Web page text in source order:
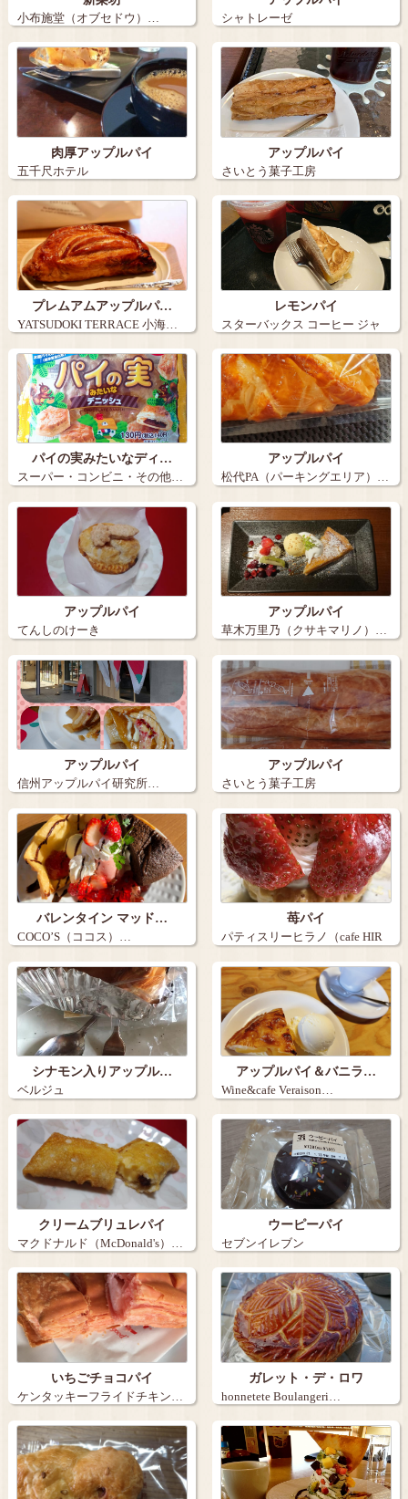
小布施堂（オブセドウ）… シャトレーゼ
肉厚アップルパイ
五千尺ホテル
アップルパイ
さいとう菓子工房
プレムアムアップルパ…
YATSUDOKI TERRACE 小海…
レモンパイ
スターバックス コーヒー ジャ
パン（St…
パイの実みたいなディ…
スーパー・コンビニ・その他…
アップルパイ
松代PA（パーキングエリア）…
アップルパイ
てんしのけーき
アップルパイ
草木万里乃（クサキマリノ）…
アップルパイ
信州アップルパイ研究所…
アップルパイ
さいとう菓子工房
バレンタイン マッド…
COCO’S（ココス）…
苺パイ
パティスリーヒラノ（cafe HIR
AN…
シナモン入りアップル…
ベルジュ
アップルパイ＆バニラ…
Wine&cafe Veraison…
クリームブリュレパイ
マクドナルド（McDonald's）…
ウーピーパイ
セブンイレブン
いちごチョコパイ
ケンタッキーフライドチキン…
ガレット・デ・ロワ
honnetete Boulangeri…